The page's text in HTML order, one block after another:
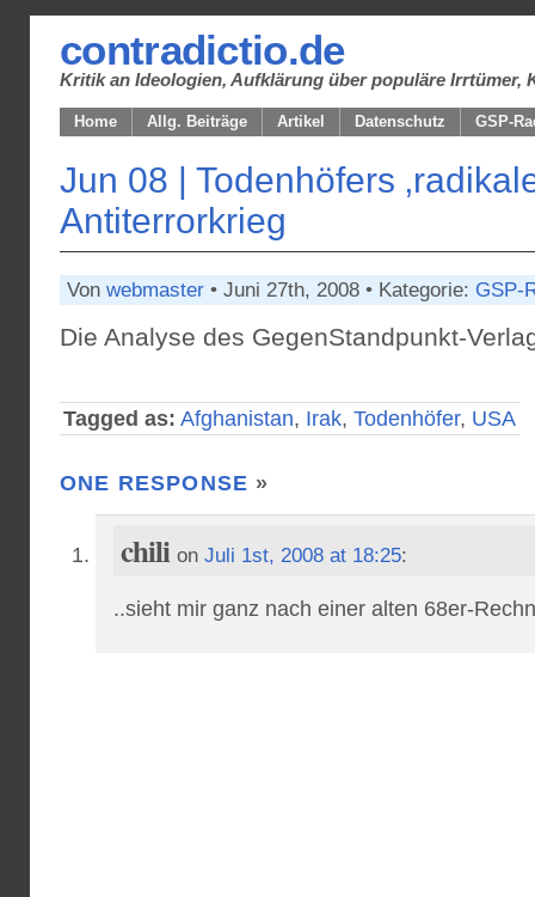
contradictio.de
Kritik an Ideologien, Aufklärung über populäre Irrtümer,
Home Allg. Beiträge Artikel Datenschutz GSP-
Jun 08 | Todenhöfers
Antiterrorkrieg
Von webmaster • Juni 27th, 2008 • Kategorie: GSP-
Die Analyse des GegenStandpunkt-
Tagged as: Afghanistan, Irak, Todenhöfer, USA
ONE RESPONSE »
chilion Juli 1st, 2008 at 18:25:
..sieht mir ganz nach einer alten 68er-